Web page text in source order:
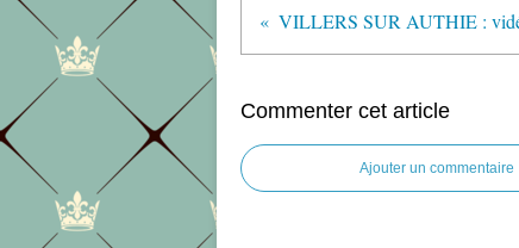
Commenter cet article
Ajouter un commentaire